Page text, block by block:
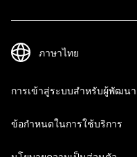
การเข้าสู่ระบบสำหรับผู้พัฒนา
ข้อกำหนดในการใช้บริการ